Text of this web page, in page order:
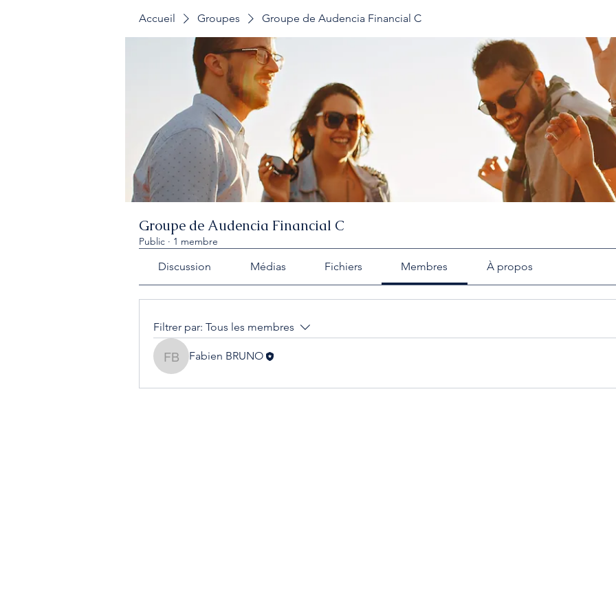
Accueil Groupes Groupe de Audencia Financial C
Groupe de Audencia Financial C
Public · 1 membre
Discussion Médias Fichiers Membres À propos
Filtrer par: Tous les membres
Fabien BRUNO
Fabien BRUNO